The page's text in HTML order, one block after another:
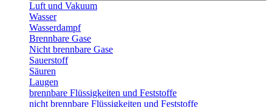
Luft und Vakuum
Wasser
Wasserdampf
Brennbare Gase
Nicht brennbare Gase
Sauerstoff
Säuren
Laugen
brennbare Flüssigkeiten und Feststoffe
nicht brennbare Flüssigkeiten und Feststoffe